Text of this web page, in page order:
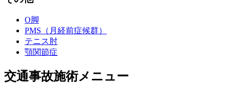
O脚
PMS（月経前症候群）
テニス肘
顎関節症
交通事故施術メニュー